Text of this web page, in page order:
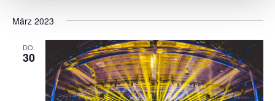
März 2023
DO.
30